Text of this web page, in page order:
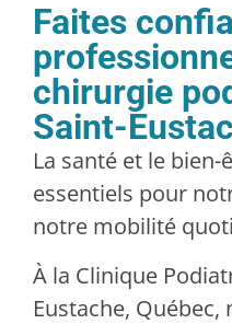
Faites
chirurgie
Saint-
La santé et le
essentiels pour
notre mobilité
À la Clinique
Eustache,